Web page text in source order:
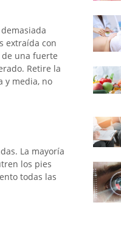
extraída con
una fuerte
Retire la
y media, no
La mayoría
los pies
todas las